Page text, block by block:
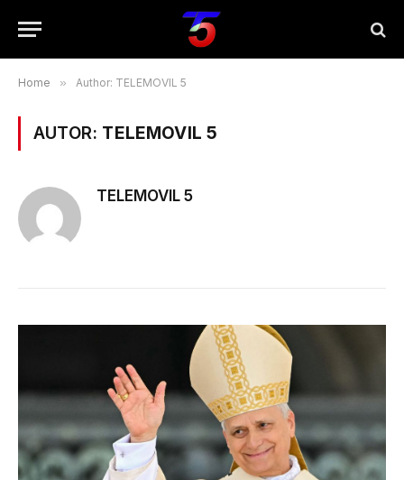
Home » Author: TELEMOVIL 5
AUTOR: TELEMOVIL 5
TELEMOVIL 5